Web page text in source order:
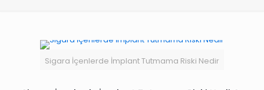
Sigara İçenlerde İmplant Tutmama Riski Nedir